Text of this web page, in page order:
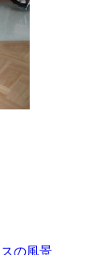
の風景